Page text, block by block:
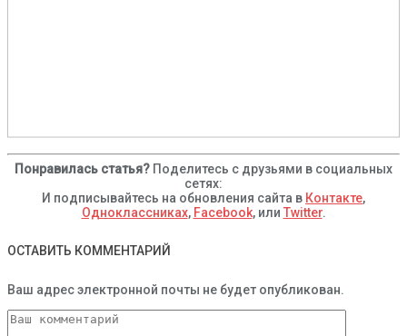
Понравилась статья? Поделитесь с друзьями в социальных
сетях:
И подписывайтесь на обновления сайта в Контакте,
Одноклассниках, Facebook, или Twitter.
ОСТАВИТЬ КОММЕНТАРИЙ
Ваш адрес электронной почты не будет опубликован.